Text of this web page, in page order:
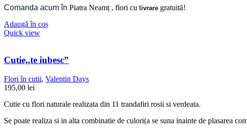
Comanda acum în Piatra Neamț , flori cu livrare gratuită!
Adaugă în coș
Quick view
Cutie,,te iubesc”
Flori în cutii, Valentin Days
195,00 lei
Cutie cu flori naturale realizata din 11 trandafiri rosii si verdeata.
Se poate realiza si in alta combinatie de culori(a se suna inainte de plasarea